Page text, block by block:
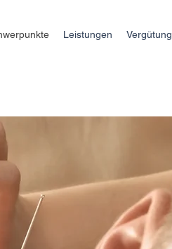
Leistungen Vergütung